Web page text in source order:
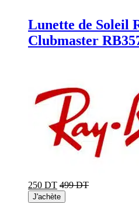
Lunette de Soleil
Clubmaster
250 DT 499 DT
J'achète